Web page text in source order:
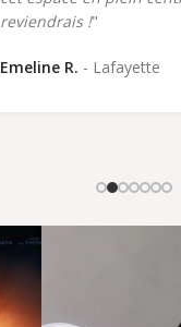
reviendrais !"
Emeline R. Lafayette